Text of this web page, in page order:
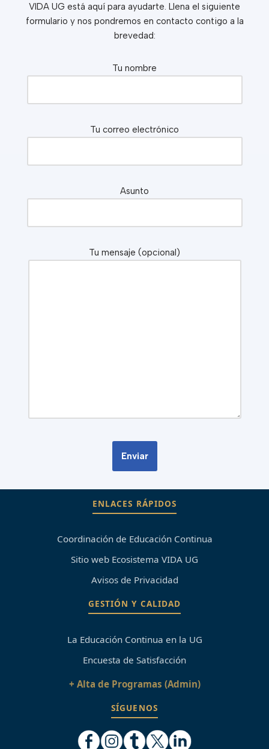
VIDA UG está aquí para ayudarte. Llena el siguiente
formulario y nos pondremos en contacto contigo a la
brevedad:
Tu nombre
Tu correo electrónico
Asunto
Tu mensaje (opcional)
ENLACES RÁPIDOS
Coordinación de Educación Continua
Sitio web Ecosistema VIDA UG
Avisos de Privacidad
GESTIÓN Y CALIDAD
La Educación Continua en la UG
Encuesta de Satisfacción
+ Alta de Programas (Admin)
SÍGUENOS